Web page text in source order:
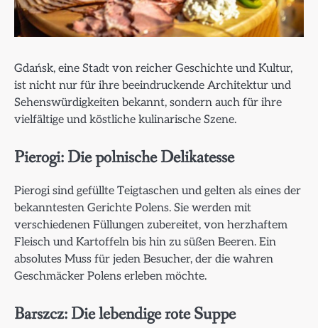
Gdańsk, eine Stadt von reicher Geschichte und Kultur,
ist nicht nur für ihre beeindruckende Architektur und
Sehenswürdigkeiten bekannt, sondern auch für ihre
vielfältige und köstliche kulinarische Szene.
Pierogi: Die polnische Delikatesse
Pierogi sind gefüllte Teigtaschen und gelten als eines der
bekanntesten Gerichte Polens. Sie werden mit
verschiedenen Füllungen zubereitet, von herzhaftem
Fleisch und Kartoffeln bis hin zu süßen Beeren. Ein
absolutes Muss für jeden Besucher, der die wahren
Geschmäcker Polens erleben möchte.
Barszcz: Die lebendige rote Suppe